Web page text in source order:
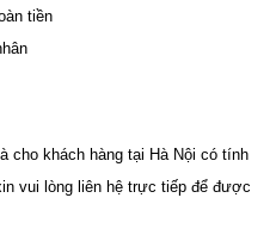
tiền
cho khách hàng tại Hà Nội có tính
vui lòng liên hệ trực tiếp để được